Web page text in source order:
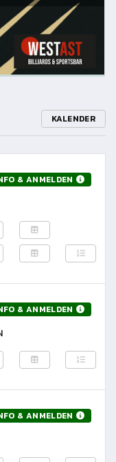
KALENDER
& ANMELDEN
& ANMELDEN
& ANMELDEN